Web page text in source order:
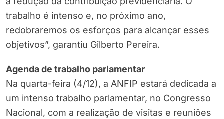
trabalho é intenso e, no próximo ano,
redobraremos os esforços para alcançar esses
objetivos”, garantiu Gilberto Pereira.
Agenda de trabalho parlamentar
Na quarta-feira (4/12), a ANFIP estará dedicada a
um intenso trabalho parlamentar, no Congresso
Nacional, com a realização de visitas e reuniões